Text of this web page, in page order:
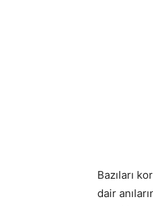
Bazıları
dair